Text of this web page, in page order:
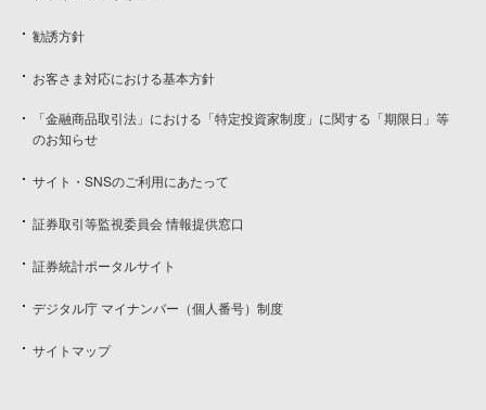
勧誘方針
お客さま対応における基本方針
「金融商品取引法」における「特定投資家制度」に関する「期限日」等
のお知らせ
サイト・SNSのご利用にあたって
証券取引等監視委員会 情報提供窓口
証券統計ポータルサイト
デジタル庁 マイナンバー（個人番号）制度
サイトマップ